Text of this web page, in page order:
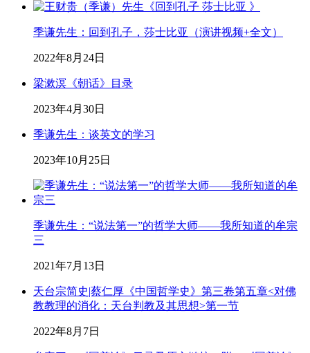
季谦先生：回到孔子，莎士比亚（演讲视频+全文）
2022年8月24日
梁漱溟《朝话》目录
2023年4月30日
季谦先生：谈英文的学习
2023年10月25日
季谦先生：“说法第一”的哲学大师——我所知道的牟宗
三
2021年7月13日
天台宗简史|蔡仁厚《中国哲学史》第三卷第五章<对佛
教教理的消化：天台判教及其思想>第一节
2022年8月7日